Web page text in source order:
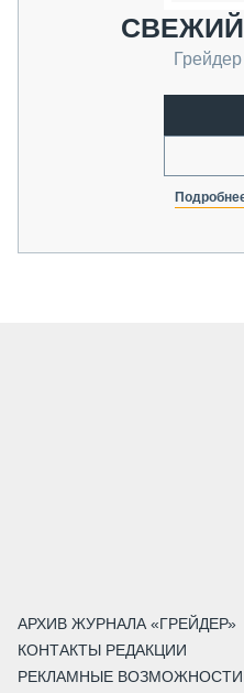
АРХИВ ЖУРНАЛА «ГРЕЙДЕР»
КОНТАКТЫ РЕДАКЦИИ
РЕКЛАМНЫЕ ВОЗМОЖНОСТИ